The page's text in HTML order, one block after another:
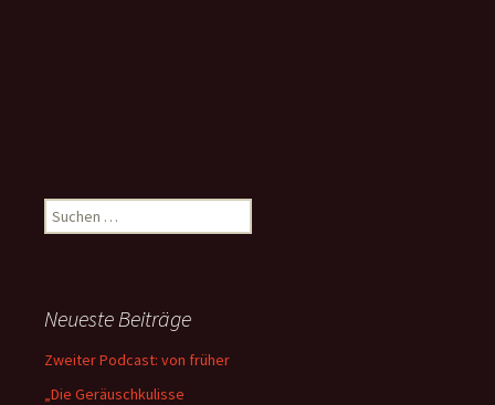
Suchen
nach:
Neueste Beiträge
Zweiter Podcast: von früher
„Die Geräuschkulisse